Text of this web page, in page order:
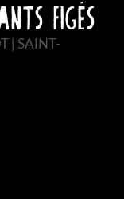
FIGÉS
| SAINT-